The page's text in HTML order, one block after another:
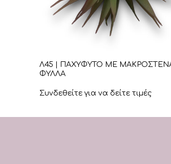
Λ45 | ΠΑΧΥΦΥΤΟ ΜΕ
ΦΥΛΛΑ
Συνδεθείτε για να δείτε τιμές